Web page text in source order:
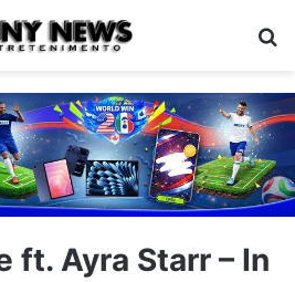
ft. Ayra Starr – In